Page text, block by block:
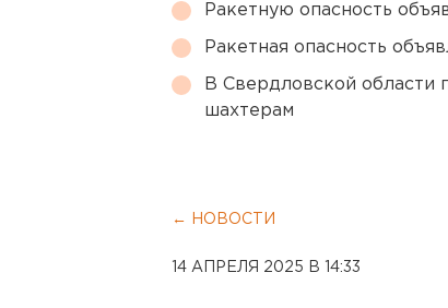
Ракетную опасность
Ракетная опасность
В Свердловской области
шахтерам
← НОВОСТИ
14 АПРЕЛЯ 2025 В 14:33